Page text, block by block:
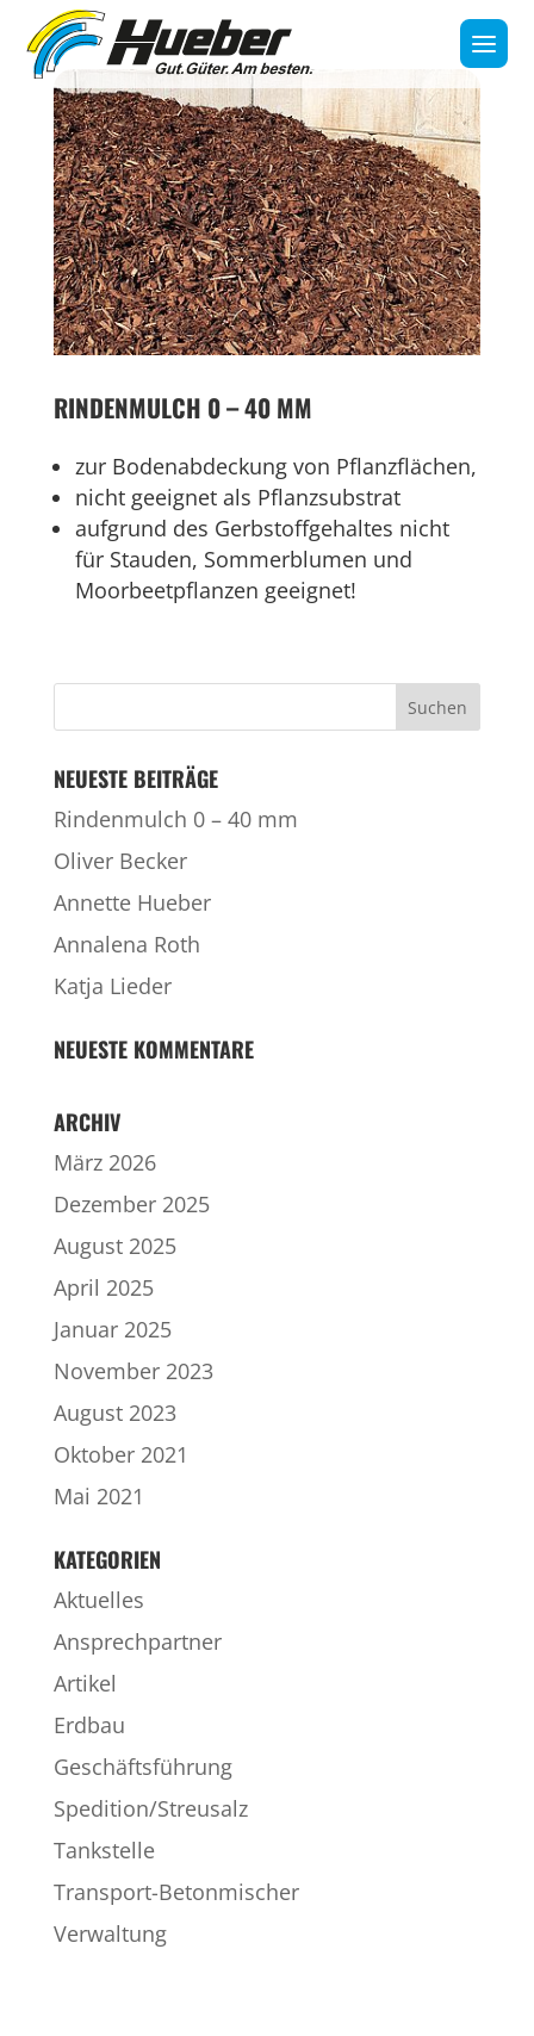
RINDENMULCH 0 – 40 MM
zur Bodenabdeckung von Pflanzflächen,
nicht geeignet als Pflanzsubstrat
aufgrund des Gerbstoffgehaltes nicht
für Stauden, Sommerblumen und
Moorbeetpflanzen geeignet!
NEUESTE BEITRÄGE
Rindenmulch 0 – 40 mm
Oliver Becker
Annette Hueber
Annalena Roth
Katja Lieder
NEUESTE KOMMENTARE
ARCHIV
März 2026
Dezember 2025
August 2025
April 2025
Januar 2025
November 2023
August 2023
Oktober 2021
Mai 2021
KATEGORIEN
Aktuelles
Ansprechpartner
Artikel
Erdbau
Geschäftsführung
Spedition/Streusalz
Tankstelle
Transport-Betonmischer
Verwaltung